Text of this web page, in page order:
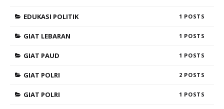
EDUKASI POLITIK 1
GIAT LEBARAN 1
GIAT PAUD 1
GIAT POLRI 2
GIAT POLRI 1